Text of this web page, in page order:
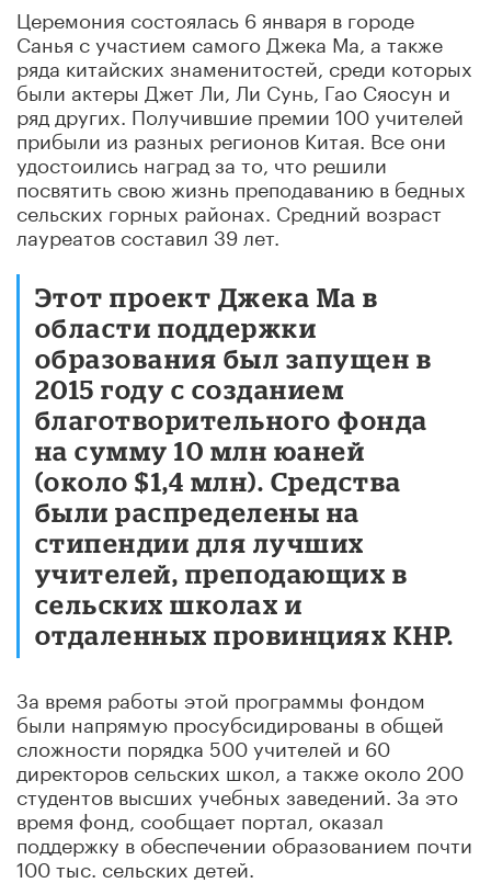
Церемония состоялась 6 января в городе
Санья с участием самого Джека Ма, а также
ряда китайских знаменитостей, среди которых
были актеры Джет Ли, Ли Сунь, Гао Сяосун и
ряд других. Получившие премии 100 учителей
прибыли из разных регионов Китая. Все они
удостоились наград за то, что решили
посвятить свою жизнь преподаванию в бедных
сельских горных районах. Средний возраст
лауреатов составил 39 лет.
Этот проект Джека Ма в
области поддержки
образования был запущен в
2015 году с созданием
благотворительного фонда
на сумму 10 млн юаней
(около $1,4 млн). Средства
были распределены на
стипендии для лучших
учителей, преподающих в
сельских школах и
отдаленных провинциях КНР.
За время работы этой программы фондом
были напрямую просубсидированы в общей
сложности порядка 500 учителей и 60
директоров сельских школ, а также около 200
студентов высших учебных заведений. За это
время фонд, сообщает портал, оказал
поддержку в обеспечении образованием почти
100 тыс. сельских детей.